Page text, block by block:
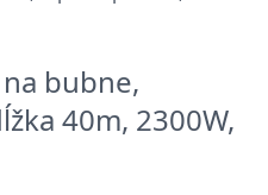
bubne,
40m, 2300W,